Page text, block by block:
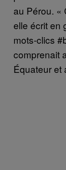
au Pérou. «
elle écrit en
mots-clics
comprenait
Équateur et